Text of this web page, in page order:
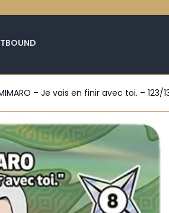
– Je vais en finir avec toi. – 123/